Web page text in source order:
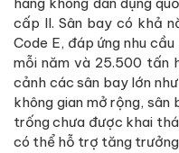
cấp II. Sân bay có khả
Code E, đáp ứng nhu
mỗi năm và 25.500 tấn
cảnh các sân bay lớn
không gian mở rộng,
trống chưa được khai
có thể hỗ trợ tăng trưởng